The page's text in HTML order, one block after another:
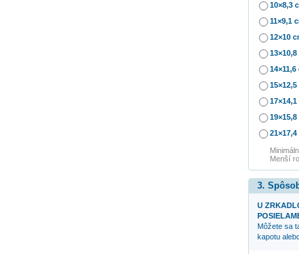
10×8,3
11×9,1
12×10
13×10,8
14×11,6
15×12,5
17×14,1
19×15,8
21×17,4
Menší
3.
U
Môžete sa
kapotu